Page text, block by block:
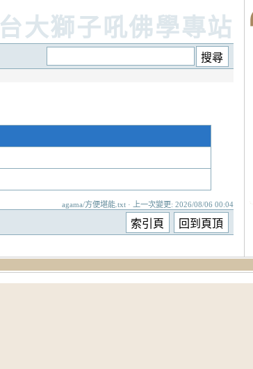
台大獅子吼佛學專站
agama/方便堪能.txt · 上一次變更: 2026/08/06 00:04